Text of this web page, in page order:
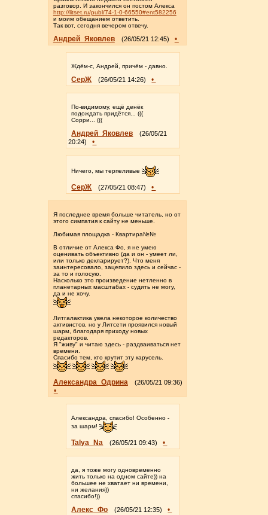
разговор. И закончился он постом Алекса
http://litset.ru/publ/74-1-0-66550#ent582256
и моим обещанием ответить.
Так вот, сегодня вечером отвечу.
Андрей_Яковлев (26/05/21 12:45) •
Ждём-с, Андрей, причём - давно.
СерЖ (26/05/21 14:26) •
По-видимому, ещё денёк
подождать придётся... (((
Сорри... (((
Андрей_Яковлев
(26/05/21
20:24)
•
Ничего, мы терпеливые
СерЖ (27/05/21 08:47) •
Я последнее время больше читатель, но от
этого симпатия к сайту не меньше.
Любимая площадка - Квартира№№
В отличие от Алекса Фо, я не умею
оценивать объективно (да и он - умеет ли,
или только декларирует?). Что меня
заинтересовало, зацепило здесь и сейчас -
за то и голосую.
Насколько это произведение нетленно в
планетарных масштабах - судить не могу,
да и не хочу.
Литгалактика увела некоторое количество
активистов, но у Литсети проявился новый
шарм, благодаря приходу новых
редакторов.
Я "живу" и читаю здесь - раздваиваться нет
времени.
Спасибо тем, кто крутит эту карусель.
Александра_Одрина (26/05/21 09:36)
•
Александра, спасибо! Особенно -
за шарм!
Talya_Na (26/05/21 09:43) •
да, я тоже могу одновременно
жить только на одном сайте)) на
большее не хватает ни времени,
ни желания))
спасибо!))
Алекс_Фо (26/05/21 12:35) •